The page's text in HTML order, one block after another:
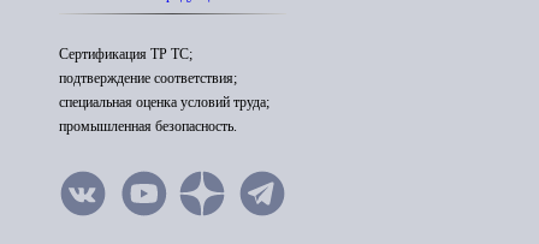
Сертификация ТР ТС;
подтверждение соответствия;
специальная оценка условий труда;
промышленная безопасность.